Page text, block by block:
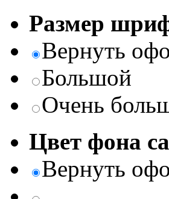
Размер
Вернуть
Большой
Очень
Цвет фона
Вернуть